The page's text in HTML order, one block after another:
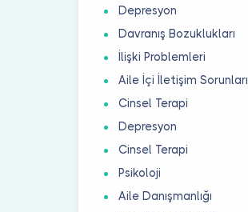
Depresyon
Davranış Bozuklukları
İlişki Problemleri
Aile İçi İletişim Sorunları
Cinsel Terapi
Depresyon
Cinsel Terapi
Psikoloji
Aile Danışmanlığı